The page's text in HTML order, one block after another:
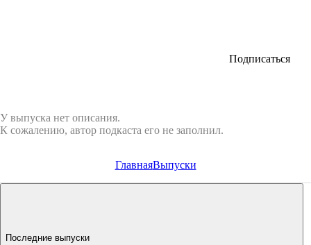
Подписаться
У выпуска нет описания.
К сожалению, автор подкаста его не заполнил.
ГлавнаяВыпуски
Последние выпуски